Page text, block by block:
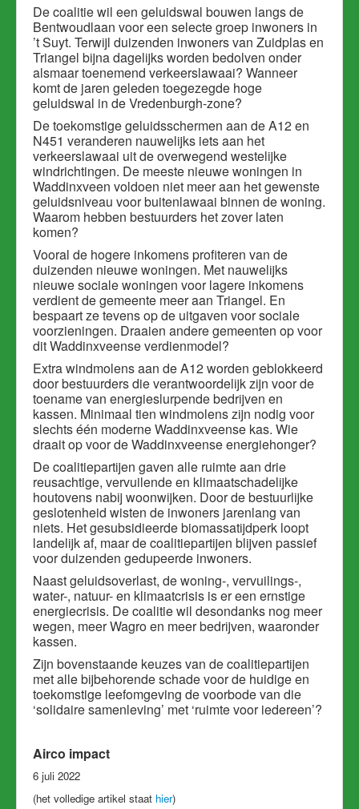
De coalitie wil een geluidswal bouwen langs de
Bentwoudlaan voor een selecte groep inwoners in
’t Suyt. Terwijl duizenden inwoners van Zuidplas en
Triangel bijna dagelijks worden bedolven onder
alsmaar toenemend verkeerslawaai? Wanneer
komt de jaren geleden toegezegde hoge
geluidswal in de Vredenburgh-zone?
De toekomstige geluidsschermen aan de A12 en
N451 veranderen nauwelijks iets aan het
verkeerslawaai uit de overwegend westelijke
windrichtingen. De meeste nieuwe woningen in
Waddinxveen voldoen niet meer aan het gewenste
geluidsniveau voor buitenlawaai binnen de woning.
Waarom hebben bestuurders het zover laten
komen?
Vooral de hogere inkomens profiteren van de
duizenden nieuwe woningen. Met nauwelijks
nieuwe sociale woningen voor lagere inkomens
verdient de gemeente meer aan Triangel. En
bespaart ze tevens op de uitgaven voor sociale
voorzieningen. Draaien andere gemeenten op voor
dit Waddinxveense verdienmodel?
Extra windmolens aan de A12 worden geblokkeerd
door bestuurders die verantwoordelijk zijn voor de
toename van energieslurpende bedrijven en
kassen. Minimaal tien windmolens zijn nodig voor
slechts één moderne Waddinxveense kas. Wie
draait op voor de Waddinxveense energiehonger?
De coalitiepartijen gaven alle ruimte aan drie
reusachtige, vervuilende en klimaatschadelijke
houtovens nabij woonwijken. Door de bestuurlijke
geslotenheid wisten de inwoners jarenlang van
niets. Het gesubsidieerde biomassatijdperk loopt
landelijk af, maar de coalitiepartijen blijven passief
voor duizenden gedupeerde inwoners.
Naast geluidsoverlast, de woning-, vervuilings-,
water-, natuur- en klimaatcrisis is er een ernstige
energiecrisis. De coalitie wil desondanks nog meer
wegen, meer Wagro en meer bedrijven, waaronder
kassen.
Zijn bovenstaande keuzes van de coalitiepartijen
met alle bijbehorende schade voor de huidige en
toekomstige leefomgeving de voorbode van die
‘solidaire samenleving’ met ‘ruimte voor iedereen’?
Airco impact
6 juli 2022
(het volledige artikel staat hier)